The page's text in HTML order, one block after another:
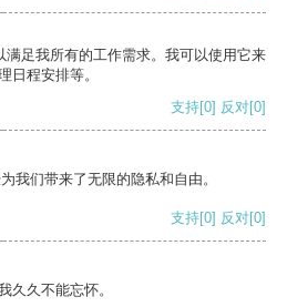
足我所有的工作需求。我可以使用它来
日程安排等。
支持[0] 反对[0]
我们带来了无限的隐私和自由。
支持[0] 反对[0]
久久不能忘怀。